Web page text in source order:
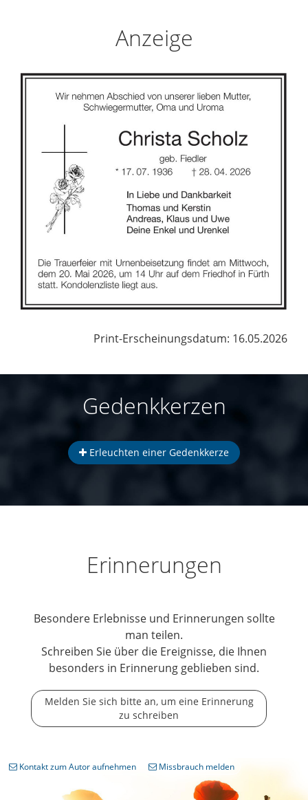
Anzeige
Print-Erscheinungsdatum: 16.05.2026
Gedenkkerzen
Erleuchten einer Gedenkkerze
Erinnerungen
Besondere Erlebnisse und Erinnerungen sollte
man teilen.
Schreiben Sie über die Ereignisse, die Ihnen
besonders in Erinnerung geblieben sind.
Melden Sie sich bitte an, um eine Erinnerung
zu schreiben
Kontakt zum Autor aufnehmen Missbrauch melden